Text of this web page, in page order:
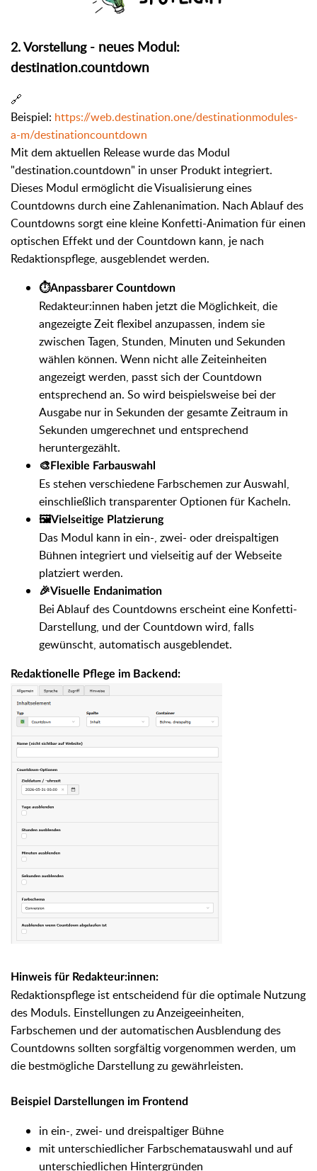
2. Vorstellung - neues Modul:
destination.countdown
🔗
Beispiel: https://web.destination.one/destinationmodules-
a-m/destinationcountdown
Mit dem aktuellen Release wurde das Modul
"destination.countdown" in unser Produkt integriert.
Dieses Modul ermöglicht die Visualisierung eines
Countdowns durch eine Zahlenanimation. Nach Ablauf des
Countdowns sorgt eine kleine Konfetti-Animation für einen
optischen Effekt und der Countdown kann, je nach
Redaktionspflege, ausgeblendet werden.
⏱️Anpassbarer Countdown
Redakteur:innen haben jetzt die Möglichkeit, die
angezeigte Zeit flexibel anzupassen, indem sie
zwischen Tagen, Stunden, Minuten und Sekunden
wählen können. Wenn nicht alle Zeiteinheiten
angezeigt werden, passt sich der Countdown
entsprechend an. So wird beispielsweise bei der
Ausgabe nur in Sekunden der gesamte Zeitraum in
Sekunden umgerechnet und entsprechend
heruntergezählt.
🎨Flexible Farbauswahl
Es stehen verschiedene Farbschemen zur Auswahl,
einschließlich transparenter Optionen für Kacheln.
🖼️Vielseitige Platzierung
Das Modul kann in ein-, zwei- oder dreispaltigen
Bühnen integriert und vielseitig auf der Webseite
platziert werden.
🎉Visuelle Endanimation
Bei Ablauf des Countdowns erscheint eine Konfetti-
Darstellung, und der Countdown wird, falls
gewünscht, automatisch ausgeblendet.
Redaktionelle Pflege im Backend:
Hinweis für Redakteur:innen:
Redaktionspflege ist entscheidend für die optimale Nutzung
des Moduls. Einstellungen zu Anzeigeeinheiten,
Farbschemen und der automatischen Ausblendung des
Countdowns sollten sorgfältig vorgenommen werden, um
die bestmögliche Darstellung zu gewährleisten.
Beispiel Darstellungen im Frontend
in ein-, zwei- und dreispaltiger Bühne
mit unterschiedlicher Farbschematauswahl und auf
unterschiedlichen Hintergründen